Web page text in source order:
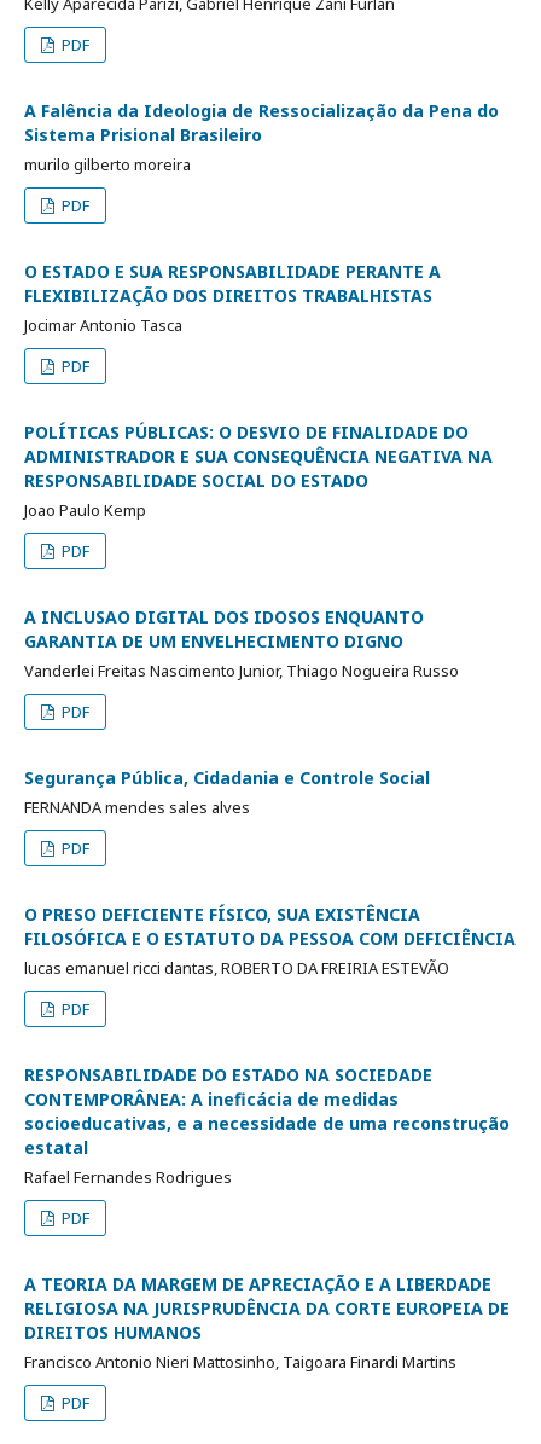
PDF
A Falência da Ideologia de Ressocialização da Pena do
Sistema Prisional Brasileiro
murilo gilberto moreira
PDF
O ESTADO E SUA RESPONSABILIDADE PERANTE A
FLEXIBILIZAÇÃO DOS DIREITOS TRABALHISTAS
Jocimar Antonio Tasca
PDF
POLÍTICAS PÚBLICAS: O DESVIO DE FINALIDADE DO
ADMINISTRADOR E SUA CONSEQUÊNCIA NEGATIVA NA
RESPONSABILIDADE SOCIAL DO ESTADO
Joao Paulo Kemp
PDF
A INCLUSAO DIGITAL DOS IDOSOS ENQUANTO
GARANTIA DE UM ENVELHECIMENTO DIGNO
Vanderlei Freitas Nascimento Junior, Thiago Nogueira Russo
PDF
Segurança Pública, Cidadania e Controle Social
FERNANDA mendes sales alves
PDF
O PRESO DEFICIENTE FÍSICO, SUA EXISTÊNCIA
FILOSÓFICA E O ESTATUTO DA PESSOA COM DEFICIÊNCIA
lucas emanuel ricci dantas, ROBERTO DA FREIRIA ESTEVÃO
PDF
RESPONSABILIDADE DO ESTADO NA SOCIEDADE
CONTEMPORÂNEA: A ineficácia de medidas
socioeducativas, e a necessidade de uma reconstrução
estatal
Rafael Fernandes Rodrigues
PDF
A TEORIA DA MARGEM DE APRECIAÇÃO E A LIBERDADE
RELIGIOSA NA JURISPRUDÊNCIA DA CORTE EUROPEIA DE
DIREITOS HUMANOS
Francisco Antonio Nieri Mattosinho, Taigoara Finardi Martins
PDF